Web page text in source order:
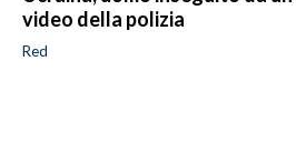
video della polizia
Red